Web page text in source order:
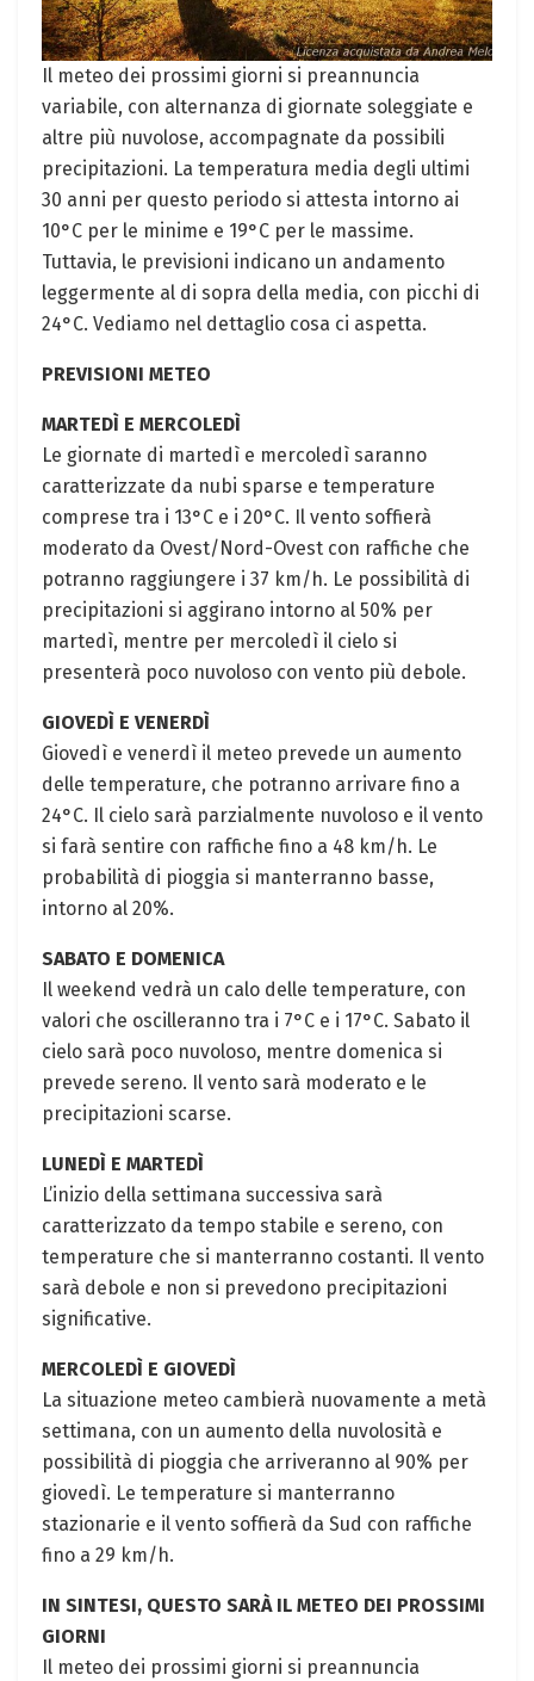
Il meteo dei prossimi giorni si preannuncia
variabile, con alternanza di giornate soleggiate e
altre più nuvolose, accompagnate da possibili
precipitazioni. La temperatura media degli ultimi
30 anni per questo periodo si attesta intorno ai
10°C per le minime e 19°C per le massime.
Tuttavia, le previsioni indicano un andamento
leggermente al di sopra della media, con picchi di
24°C. Vediamo nel dettaglio cosa ci aspetta.
PREVISIONI METEO
MARTEDÌ E MERCOLEDÌ
Le giornate di martedì e mercoledì saranno
caratterizzate da nubi sparse e temperature
comprese tra i 13°C e i 20°C. Il vento soffierà
moderato da Ovest/Nord-Ovest con raffiche che
potranno raggiungere i 37 km/h. Le possibilità di
precipitazioni si aggirano intorno al 50% per
martedì, mentre per mercoledì il cielo si
presenterà poco nuvoloso con vento più debole.
GIOVEDÌ E VENERDÌ
Giovedì e venerdì il meteo prevede un aumento
delle temperature, che potranno arrivare fino a
24°C. Il cielo sarà parzialmente nuvoloso e il vento
si farà sentire con raffiche fino a 48 km/h. Le
probabilità di pioggia si manterranno basse,
intorno al 20%.
SABATO E DOMENICA
Il weekend vedrà un calo delle temperature, con
valori che oscilleranno tra i 7°C e i 17°C. Sabato il
cielo sarà poco nuvoloso, mentre domenica si
prevede sereno. Il vento sarà moderato e le
precipitazioni scarse.
LUNEDÌ E MARTEDÌ
L’inizio della settimana successiva sarà
caratterizzato da tempo stabile e sereno, con
temperature che si manterranno costanti. Il vento
sarà debole e non si prevedono precipitazioni
significative.
MERCOLEDÌ E GIOVEDÌ
La situazione meteo cambierà nuovamente a metà
settimana, con un aumento della nuvolosità e
possibilità di pioggia che arriveranno al 90% per
giovedì. Le temperature si manterranno
stazionarie e il vento soffierà da Sud con raffiche
fino a 29 km/h.
IN SINTESI, QUESTO SARÀ IL METEO DEI PROSSIMI
GIORNI
Il meteo dei prossimi giorni si preannuncia